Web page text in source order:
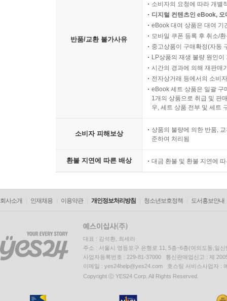
반품/교환 불가사유
소비자의 요청에 따라 개별
디지털 컨텐츠인 eBook,
eBook 대여 상품은 대여 기
모바일 쿠폰 등록 후 취소/
중고상품이 구매확정(자동
LP상품의 재생 불량 원인
시간의 경과에 의해 재판매
전자상거래 등에서의 소비
eBook 세트 상품은 일괄 구
1개의 상품으로 취급 및 판
우, 세트 상품 전부 및 세트
소비자 피해보상
상품의 불량에 의한 반품,
준하여 처리됨
환불 지연에 따른 배상 대금 환불 및 환불 지연에
회사소개 인재채용 이용약관 개인정보처리방침 청소년보호정책 도서홍보안내
대표 : 김석환, 최세라
주소 : 서울시 영등포구 은행로 11, 5층~6층(여의도동,일신
사업자등록번호 : 229-81-37000 통신판매업신고 : 제
이메일 : yes24help@yes24.com 호스팅 서비스사업자 :
Copyright ⓒ YES24 Corp. All Rights Reserved.